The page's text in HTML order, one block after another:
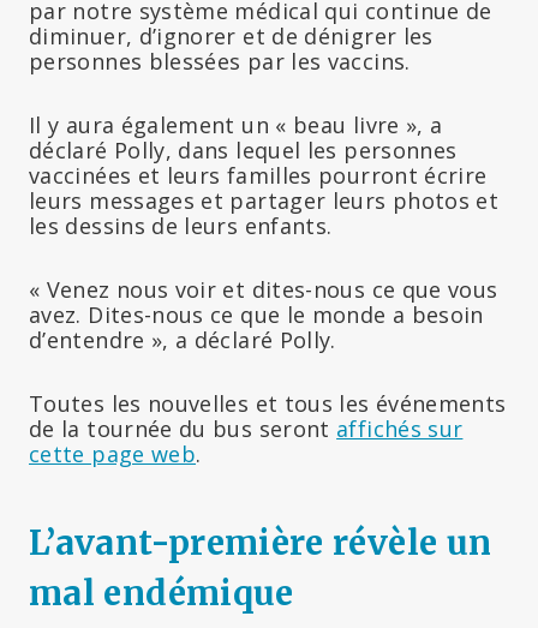
par notre système médical qui continue de
diminuer, d’ignorer et de dénigrer les
personnes blessées par les vaccins.
Il y aura également un « beau livre », a
déclaré Polly, dans lequel les personnes
vaccinées et leurs familles pourront écrire
leurs messages et partager leurs photos et
les dessins de leurs enfants.
« Venez nous voir et dites-nous ce que vous
avez. Dites-nous ce que le monde a besoin
d’entendre », a déclaré Polly.
Toutes les nouvelles et tous les événements
de la tournée du bus seront affichés sur
cette page web.
L’avant-première révèle un
mal endémique